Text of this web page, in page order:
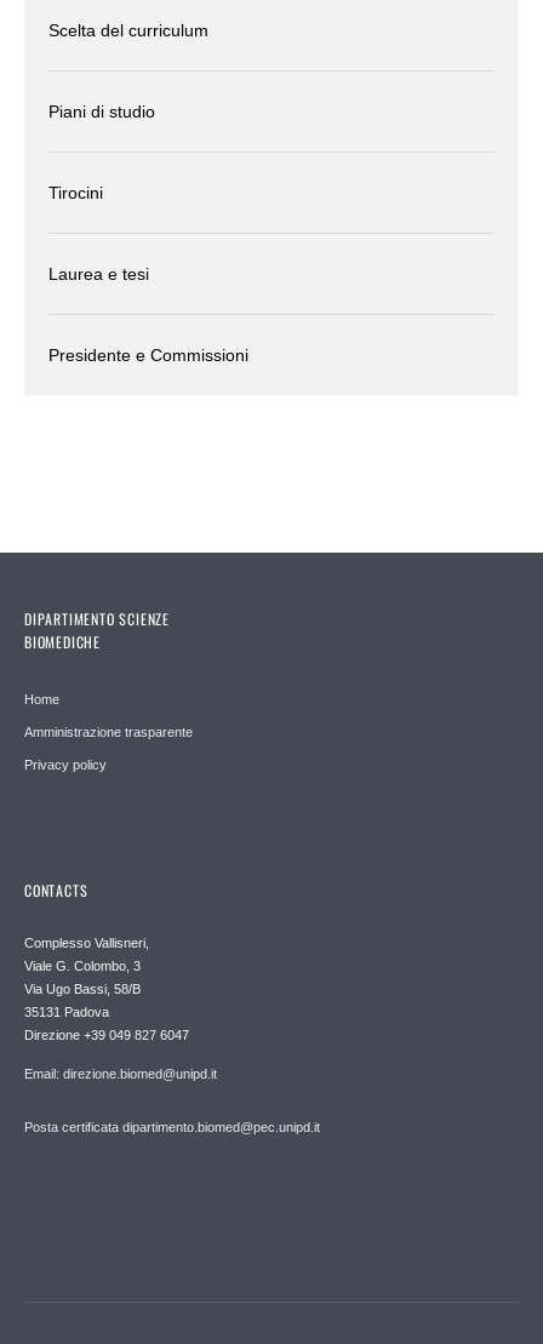
Scelta del curriculum
Piani di studio
Tirocini
Laurea e tesi
Presidente e Commissioni
DIPARTIMENTO SCIENZE
BIOMEDICHE
Home
Amministrazione trasparente
Privacy policy
CONTACTS
Complesso Vallisneri,
Viale G. Colombo, 3
Via Ugo Bassi, 58/B
35131 Padova
Direzione +39 049 827 6047
Email: direzione.biomed@unipd.it
Posta certificata dipartimento.biomed@pec.unipd.it